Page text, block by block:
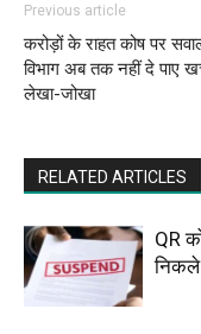
Previous article
करोड़ों के राहत कोष पर
विभाग अब तक नहीं दे पाए
लेखा-जोखा
RELATED ARTICLES
QR
निकले